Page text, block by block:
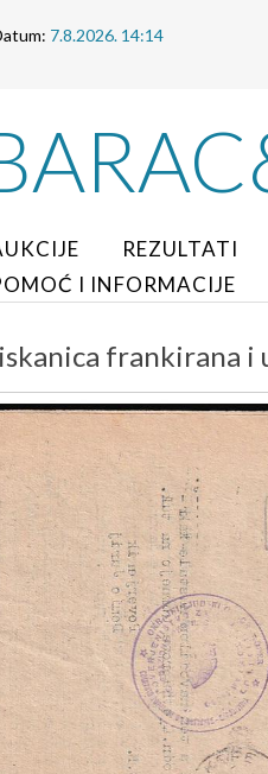
7.8.2026. 14:14
REZULTATI
I INFORMACIJE
frankirana i